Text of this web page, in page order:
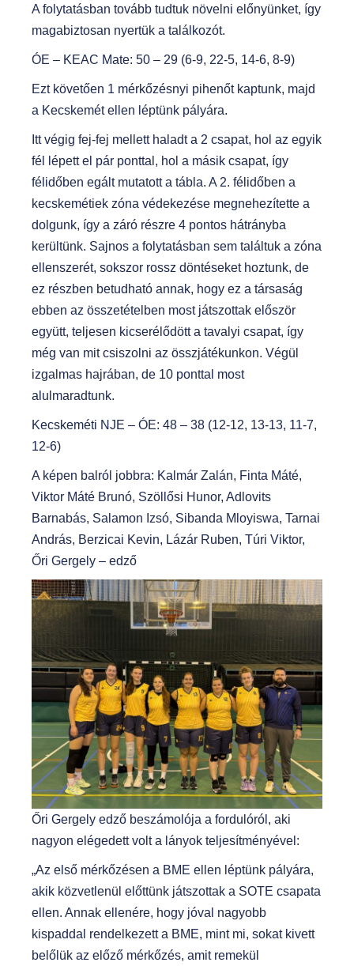
A folytatásban tovább tudtuk növelni előnyünket, így
magabiztosan nyertük a találkozót.
ÓE – KEAC Mate: 50 – 29 (6-9, 22-5, 14-6, 8-9)
Ezt követően 1 mérkőzésnyi pihenőt kaptunk, majd
a Kecskemét ellen léptünk pályára.
Itt végig fej-fej mellett haladt a 2 csapat, hol az egyik
fél lépett el pár ponttal, hol a másik csapat, így
félidőben egált mutatott a tábla. A 2. félidőben a
kecskemétiek zóna védekezése megnehezítette a
dolgunk, így a záró részre 4 pontos hátrányba
kerültünk. Sajnos a folytatásban sem találtuk a zóna
ellenszerét, sokszor rossz döntéseket hoztunk, de
ez részben betudható annak, hogy ez a társaság
ebben az összetételben most játszottak először
együtt, teljesen kicserélődött a tavalyi csapat, így
még van mit csiszolni az összjátékunkon. Végül
izgalmas hajrában, de 10 ponttal most
alulmaradtunk.
Kecskeméti NJE – ÓE: 48 – 38 (12-12, 13-13, 11-7,
12-6)
A képen balról jobbra: Kalmár Zalán, Finta Máté,
Viktor Máté Brunó, Szöllősi Hunor, Adlovits
Barnabás, Salamon Izsó, Sibanda Mloyiswa, Tarnai
András, Berzicai Kevin, Lázár Ruben, Túri Viktor,
Őri Gergely – edző
Őri Gergely edző beszámolója a fordulóról, aki
nagyon elégedett volt a lányok teljesítményével:
„Az első mérkőzésen a BME ellen léptünk pályára,
akik közvetlenül előttünk játszottak a SOTE csapata
ellen. Annak ellenére, hogy jóval nagyobb
kispaddal rendelkezett a BME, mint mi, sokat kivett
belőlük az előző mérkőzés, amit remekül